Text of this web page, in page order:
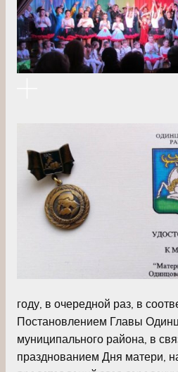
году, в очередной раз, в
Постановлением Главы
муниципального района, в
празднованием Дня матери,